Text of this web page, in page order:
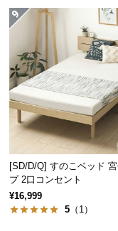
規
約
に
つ
い
て
デンマー
プ
幅118cm
デンマー
ク デザイ
ン テレビ
ボード
¥19,99
8
幅
デンマ
ク デ
9
[SD/D/Q] すのこベッド
プ 2口コンセント
¥16,999
5 （1）